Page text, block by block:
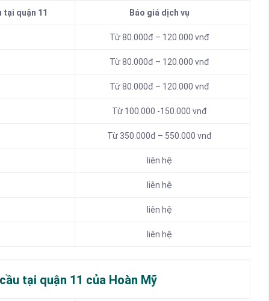
quận 11 Báo giá dịch vụ
Từ 80.000đ – 120.000 vnđ
Từ 80.000đ – 120.000 vnđ
Từ 80.000đ – 120.000 vnđ
Từ 100.000 -150.000 vnđ
Từ 350.000đ – 550.000 vnđ
liên hệ
liên hệ
liên hệ
liên hệ
tại quận 11 của Hoàn Mỹ